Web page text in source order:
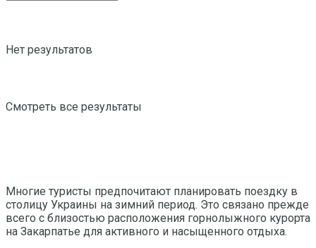
Нет результатов
Смотреть все результаты
Многие туристы предпочитают планировать поездку в
столицу Украины на зимний период. Это связано прежде
всего с близостью расположения горнолыжного курорта
на Закарпатье для активного и насыщенного отдыха.